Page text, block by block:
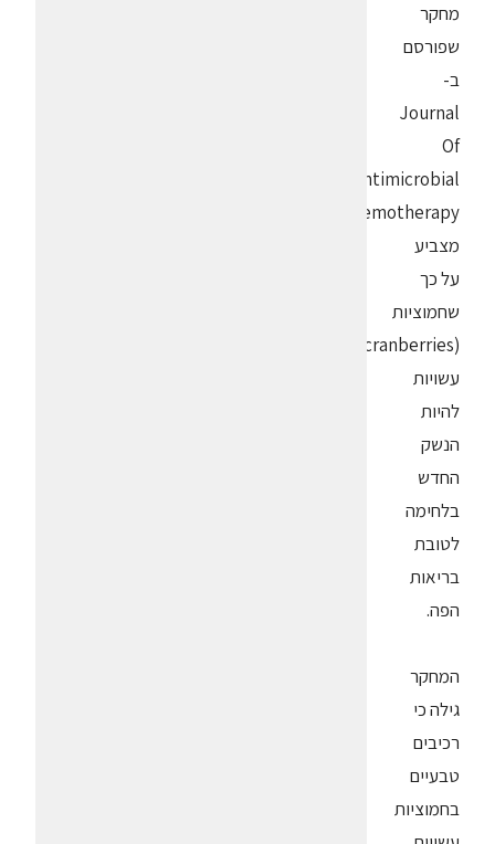
מחקר
שפורסם
ב-
Journal
Of
Antimicrobial
מצביע
על כך
שחמוציות
עשויות
להיות
הנשק
החדש
בלחימה
לטובת
בריאות
הפה.
המחקר
גילה כי
רכיבים
טבעיים
בחמוציות